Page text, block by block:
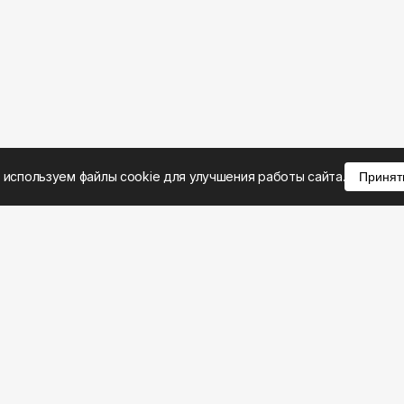
файлы cookie для улучшения работы сайта.